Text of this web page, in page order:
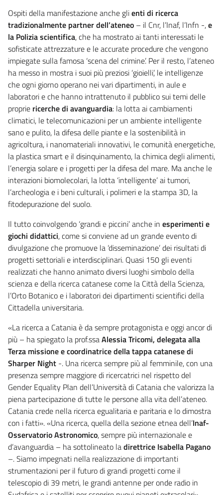
Ospiti della manifestazione anche glienti di ricerca
tradizionalmente partner dell’ateneo – il Cnr, l’Inaf, l’Infn -,e
la Polizia scientifica, che ha mostrato ai tanti interessati le
sofisticate attrezzature e le accurate procedure che vengono
impiegate sulla famosa ‘scena del crimine’. Per il resto, l’ateneo
ha messo in mostra i suoi più preziosi ‘gioielli’, le intelligenze
che ogni giorno operano nei vari dipartimenti, in aule e
laboratori e che hanno intrattenuto il pubblico sui temi delle
proprie ricerche di avanguardia: la lotta ai cambiamenti
climatici, le telecomunicazioni per un ambiente intelligente
sano e pulito, la difesa delle piante e la sostenibilità in
agricoltura, i nanomateriali innovativi, le comunità energetiche,
la plastica smart e il disinquinamento, la chimica degli alimenti,
l’energia solare e i progetti per la difesa del mare. Ma anche le
interazioni biomolecolari, la lotta ‘intelligente’ ai tumori,
l’archeologia e i beni culturali, i polimeri e la stampa 3D, la
fitodepurazione del suolo.
Il tutto coinvolgendo ‘grandi e piccini’ anche in esperimenti e
giochi didattici, come si conviene ad un grande evento di
divulgazione che promuove la ‘disseminazione’ dei risultati di
progetti settoriali e interdisciplinari. Quasi 150 gli eventi
realizzati che hanno animato diversi luoghi simbolo della
scienza e della ricerca catanese come la Città della Scienza,
l’Orto Botanico e i laboratori dei dipartimenti scientifici della
Cittadella universitaria.
«La ricerca a Catania è da sempre protagonista e oggi ancor di
più – ha spiegato la prof.ssaAlessia Tricomi, delegata alla
Terza missione e coordinatrice della tappa catanese di
Sharper Night -. Una ricerca sempre più al femminile, con una
presenza sempre maggiore di ricercatrici nel rispetto del
Gender Equality Plan dell’Università di Catania che valorizza la
piena partecipazione di tutte le persone alla vita dell’ateneo.
Catania crede nella ricerca egualitaria e paritaria e lo dimostra
con i fatti». «Una ricerca, quella della sezione etnea dell’Inaf-
Osservatorio Astronomico, sempre più internazionale e
d’avanguardia – ha sottolineato ladirettrice Isabella Pagano
–. Siamo impegnati nella realizzazione di importanti
strumentazioni per il futuro di grandi progetti come il
telescopio di 39 metri, le grandi antenne per onde radio in